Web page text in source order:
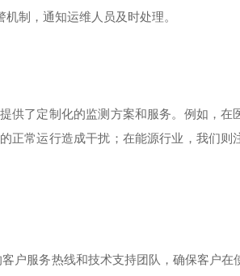
制，通知运维人员及时处理。
供了定制化的监测方案和服务。例如，在
正常运行造成干扰；在能源行业，我们则
户服务热线和技术支持团队，确保客户在